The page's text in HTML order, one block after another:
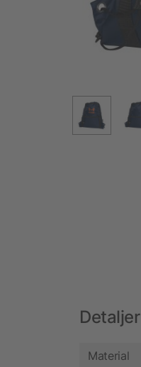
Detaljer
Material